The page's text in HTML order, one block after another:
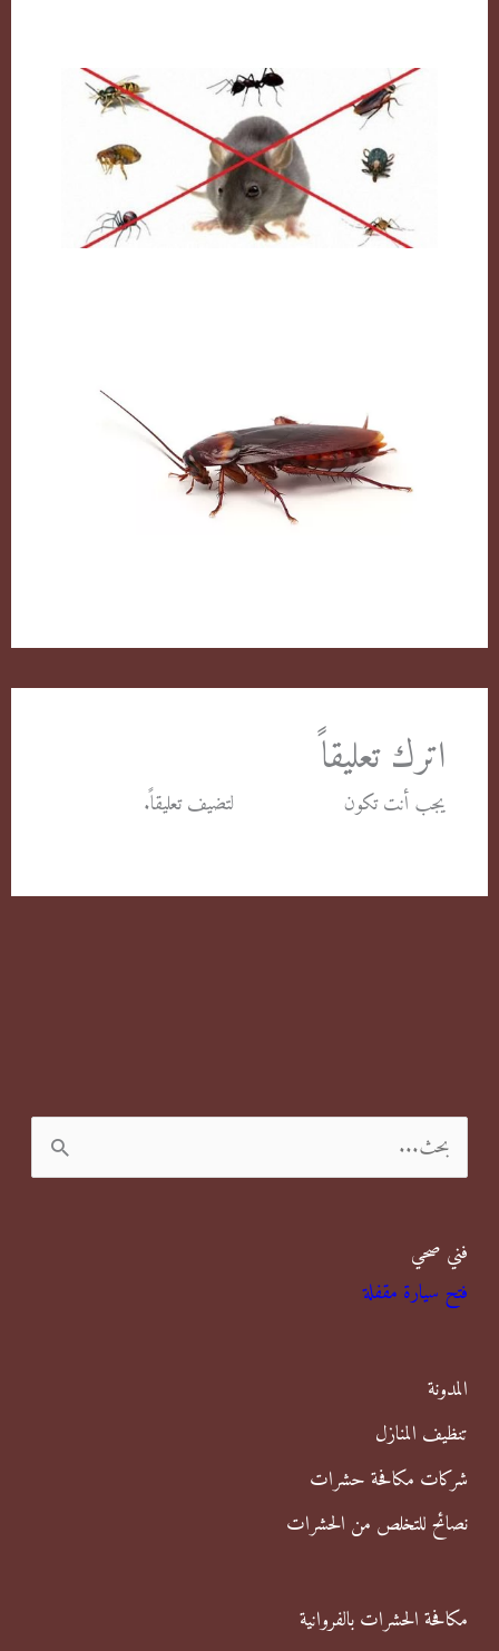
اترك تعليقاً
يجب أنت تكون لتضيف تعليقاً.
ل
ح
ث
ن
فني صحي
فتح سيارة مقفلة
المدونة
تنظيف المنازل
شركات مكافحة حشرات
نصائح للتخلص من الحشرات
مكافحة الحشرات بالفروانية